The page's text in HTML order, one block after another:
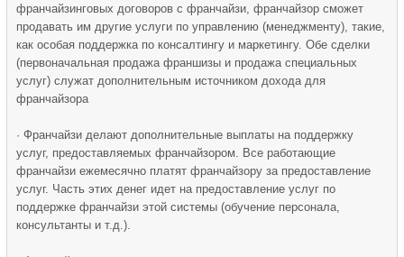
франчайзинговых договоров с франчайзи, франчайзор сможет
продавать им другие услуги по управлению (менеджменту), такие,
как особая поддержка по консалтингу и маркетингу. Обе сделки
(первоначальная продажа франшизы и продажа специальных
услуг) служат дополнительным источником дохода для
франчайзора
· Франчайзи делают дополнительные выплаты на поддержку
услуг, предоставляемых франчайзором. Все работающие
франчайзи ежемесячно платят франчайзору за предоставление
услуг. Часть этих денег идет на предоставление услуг по
поддержке франчайзи этой системы (обучение персонала,
консультанты и т.д.).